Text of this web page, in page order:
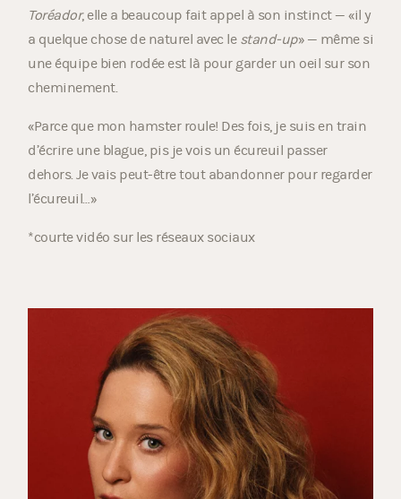
Toréador, elle a beaucoup fait appel à son instinct — «il y
a quelque chose de naturel avec le stand-up» — même si
une équipe bien rodée est là pour garder un oeil sur son
cheminement.
«Parce que mon hamster roule! Des fois, je suis en train
d’écrire une blague, pis je vois un écureuil passer
dehors. Je vais peut-être tout abandonner pour regarder
l’écureuil…»
*courte vidéo sur les réseaux sociaux